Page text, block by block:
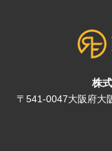
株
〒541-0047大阪府大